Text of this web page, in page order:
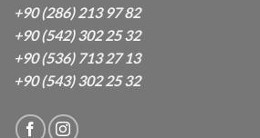
+90 (286) 213 97 82
+90 (542) 302 25 32
+90 (536) 713 27 13
+90 (543) 302 25 32